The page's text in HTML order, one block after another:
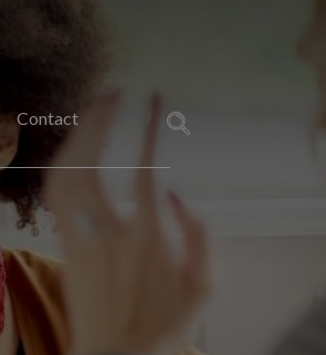
Contact
Rechercher :